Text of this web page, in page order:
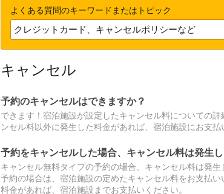
よくある質問のキーワードまたはトピック
キャンセル
予約のキャンセルはできますか？
できます！宿泊施設が設定したキャンセル料についての
ンセル料以外に発生した料金があれば、宿泊施設にお支払
予約をキャンセルした場合、キャンセル料は発生
キャンセル無料タイプの予約の場合、キャンセル料は発
予約の場合は、宿泊施設の定めたキャンセル料をお支払
料金があれば、宿泊施設までお支払いください。